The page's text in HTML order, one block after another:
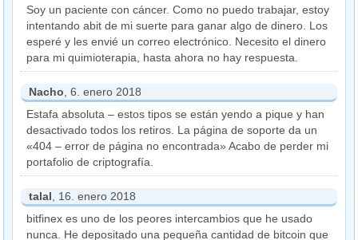
Soy un paciente con cáncer. Como no puedo trabajar, estoy
intentando abit de mi suerte para ganar algo de dinero. Los
esperé y les envié un correo electrónico. Necesito el dinero
para mi quimioterapia, hasta ahora no hay respuesta.
Nacho , 6. enero 2018
Estafa absoluta – estos tipos se están yendo a pique y han
desactivado todos los retiros. La página de soporte da un
«404 – error de página no encontrada» Acabo de perder mi
portafolio de criptografía.
talal , 16. enero 2018
bitfinex es uno de los peores intercambios que he usado
nunca. He depositado una pequeña cantidad de bitcoin que